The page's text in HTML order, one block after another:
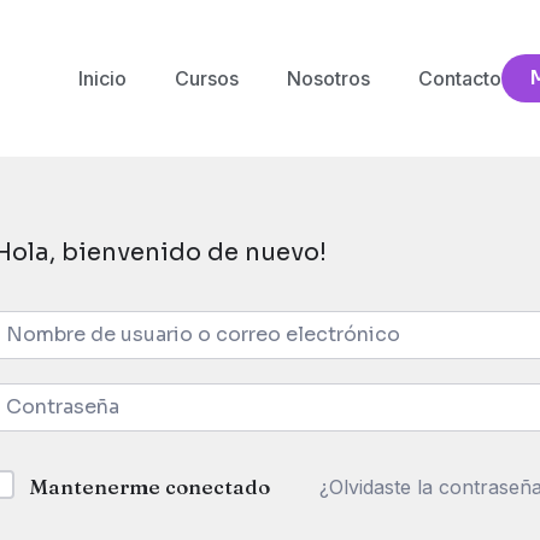
Inicio Cursos Nosotros Contacto
bienvenido de nuevo!
Mantenerme conectado ¿Olvidaste la